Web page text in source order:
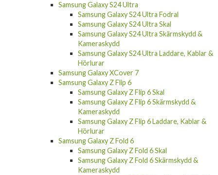
Samsung Galaxy S24 Ultra
Samsung Galaxy S24 Ultra Fodral
Samsung Galaxy S24 Ultra Skal
Samsung Galaxy S24 Ultra Skärmskydd &
Kameraskydd
Samsung Galaxy S24 Ultra Laddare, Kablar &
Hörlurar
Samsung Galaxy XCover 7
Samsung Galaxy Z Flip 6
Samsung Galaxy Z Flip 6 Skal
Samsung Galaxy Z Flip 6 Skärmskydd &
Kameraskydd
Samsung Galaxy Z Flip 6 Laddare, Kablar &
Hörlurar
Samsung Galaxy Z Fold 6
Samsung Galaxy Z Fold 6 Skal
Samsung Galaxy Z Fold 6 Skärmskydd &
Kameraskydd